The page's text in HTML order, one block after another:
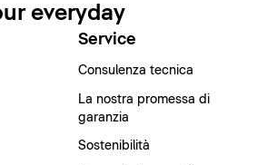
everyday
Service
Consulenza tecnica
La nostra promessa di
garanzia
Sostenibilità